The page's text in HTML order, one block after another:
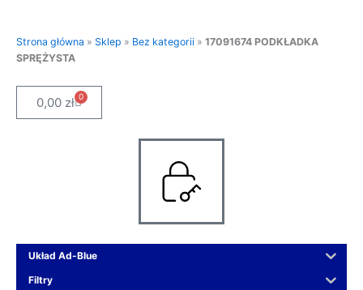
Strona główna » Sklep » Bez kategorii » 17091674 PODKŁADKA
SPRĘŻYSTA
0,00 zł 0
Cart
Układ Ad-Blue
Filtry